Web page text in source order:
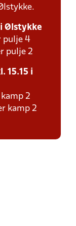
i Ølstykke
pulje 4
pulje 2
15.15 i
2
kamp 2